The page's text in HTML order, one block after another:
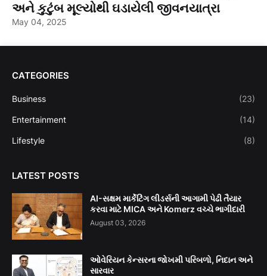
અને કુટુંબ મૂલ્યોથી ઘડાયેલી જીવનયાત્રા
May 04, 2025
CATEGORIES
Business (23)
Entertainment (14)
Lifestyle (8)
LATEST POSTS
AI-સક્ષમ માર્કેટિંગ લીડર્સની આગામી પેઢી તૈયાર
કરવા માટે MICA અને Komerz વચ્ચે ભાગીદારી
August 03, 2026
ઓવેરિયન કેન્સરના જોખમી પરિબળો, નિદાન અને
સારવાર